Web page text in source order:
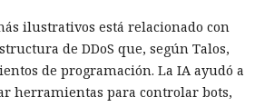
ilustrativos está relacionado con
de DDoS que, según Talos,
de programación. La IA ayudó a
herramientas para controlar bots,